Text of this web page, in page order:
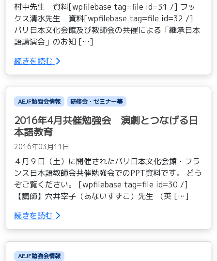
村中先生 資料[wpfilebase tag=file id=31 /] フッ
クス清水先生 資料[wpfilebase tag=file id=32 /]
パリ日本文化会館及び教師会の共催による「継承日本
語講演会」のお知 […]
続きを読む
AEJF勉強会情報 研修会・セミナー等
2016年4月共催勉強会 演劇とつなげる日
本語教育
2016年03月11日
４月９日（土）に開催されたパリ日本文化会館・フラ
ンス日本語教師会共催勉強会でのPPT資料です。 どう
ぞご覧ください。 [wpfilebase tag=file id=30 /]
【講師】穴井宰子（あないすずこ）先生 （英 […]
続きを読む
AEJF勉強会情報